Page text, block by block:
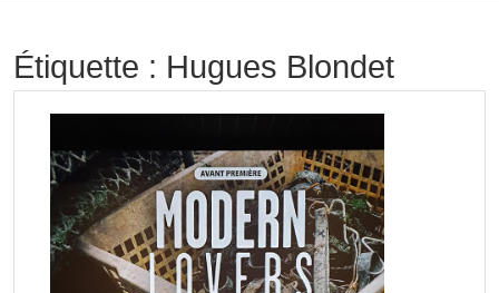
Button
Étiquette : Hugues Blondet